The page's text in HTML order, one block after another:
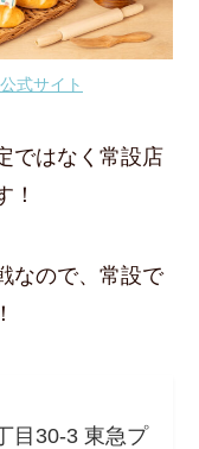
式サイト
ではなく常設店
！
なので、常設で
目30-3 東急プ